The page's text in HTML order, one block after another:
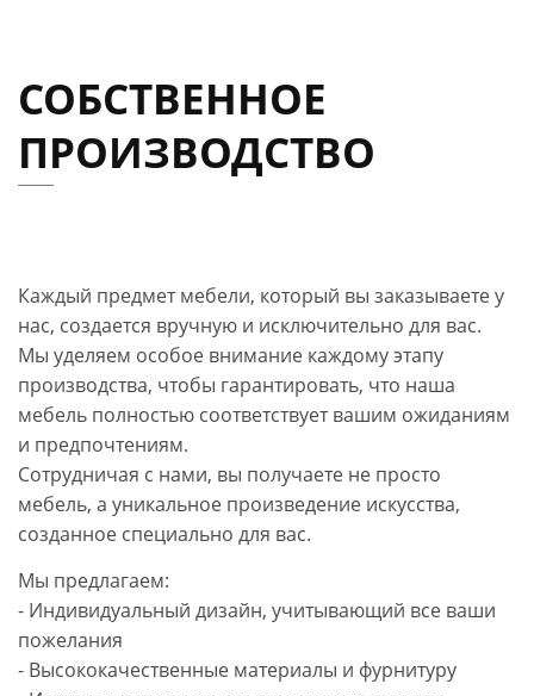
СОБСТВЕННОЕ
ПРОИЗВОДСТВО
Каждый предмет мебели, который вы заказываете у
нас, создается вручную и исключительно для вас.
Мы уделяем особое внимание каждому этапу
производства, чтобы гарантировать, что наша
мебель полностью соответствует вашим ожиданиям
и предпочтениям.
Сотрудничая с нами, вы получаете не просто
мебель, а уникальное произведение искусства,
созданное специально для вас.
Мы предлагаем:
- Индивидуальный дизайн, учитывающий все ваши
пожелания
- Высококачественные материалы и фурнитуру